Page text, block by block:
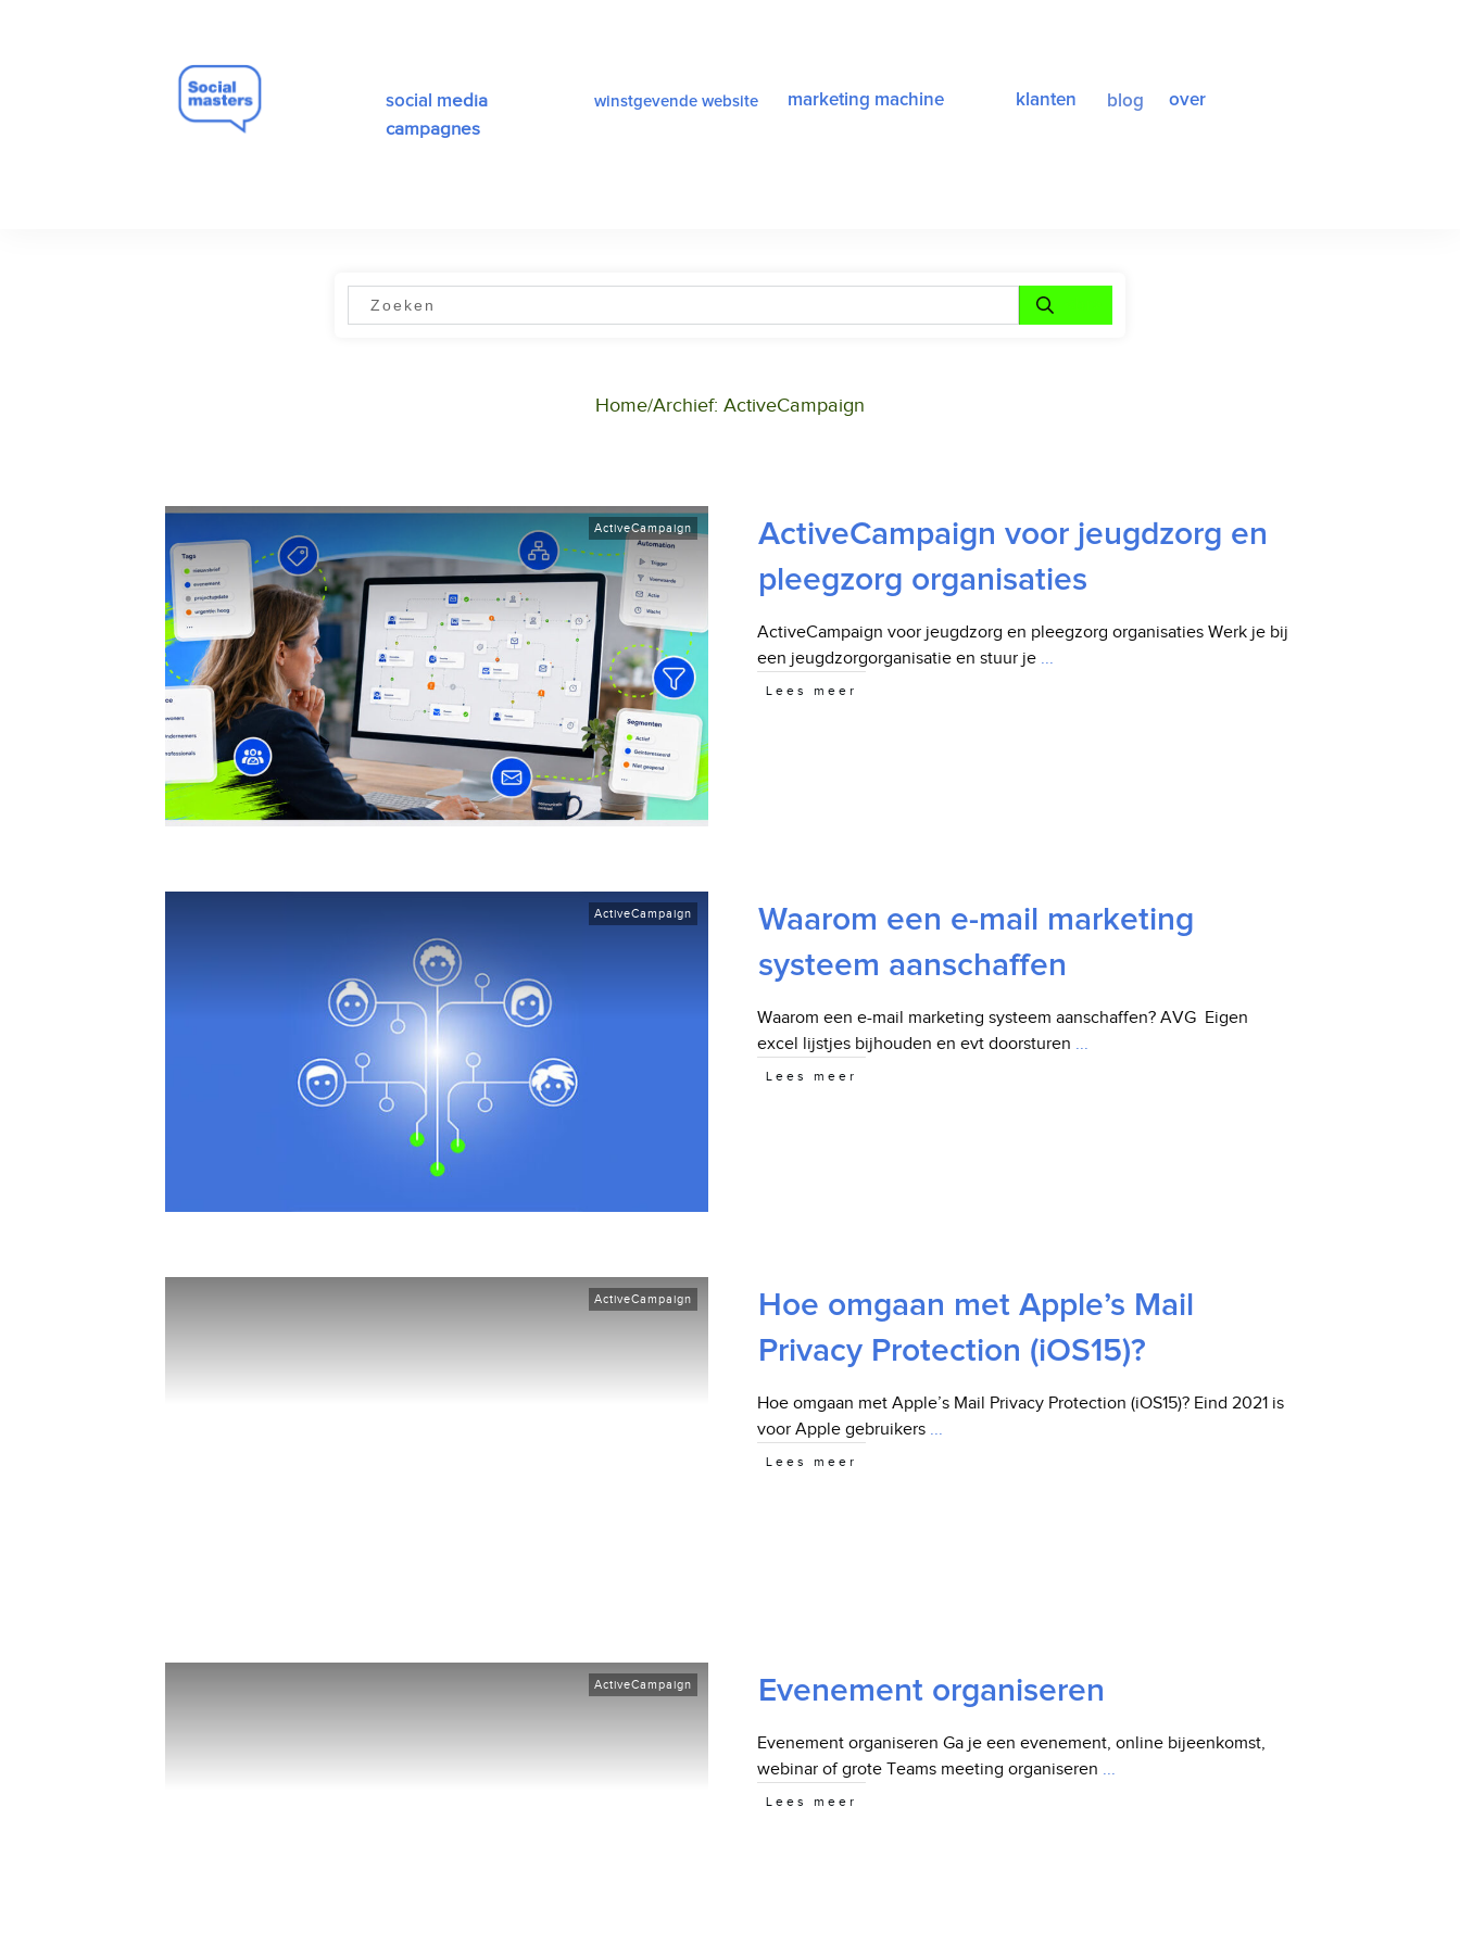
social media
campagnes
winstgevende website marketing machine klanten blog over
Home/Archief: ActiveCampaign
ActiveCampaign
ActiveCampaign voor jeugdzorg en
pleegzorg organisaties
ActiveCampaign voor jeugdzorg en pleegzorg organisaties Werk je bij
een jeugdzorgorganisatie en stuur je ...
Lees meer
ActiveCampaign
Waarom een e-mail marketing
systeem aanschaffen
Waarom een e-mail marketing systeem aanschaffen? AVG Eigen
excel lijstjes bijhouden en evt doorsturen ...
Lees meer
ActiveCampaign
Hoe omgaan met Apple’s Mail
Privacy Protection (iOS15)?
Hoe omgaan met Apple’s Mail Privacy Protection (iOS15)? Eind 2021 is
voor Apple gebruikers ...
Lees meer
ActiveCampaign Evenement organiseren
Evenement organiseren Ga je een evenement, online bijeenkomst,
webinar of grote Teams meeting organiseren ...
Lees meer